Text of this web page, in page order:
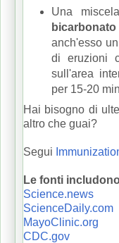
Una
anch'esso
di eruzioni
sull'area
per 15-20
Hai bisogno di
altro che guai?
Segui
Le fonti
Science.news
ScienceDaily.com
MayoClinic.org
CDC.gov